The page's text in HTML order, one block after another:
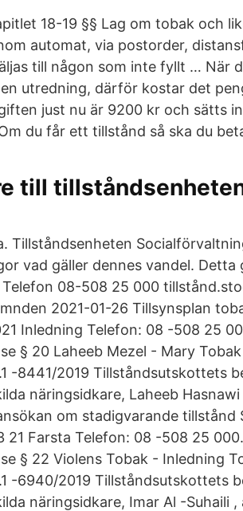
18-19 §§ Lag om tobak och
automat, via postorder,
till någon som inte fyllt … När
utredning, därför kostar det
just nu är 9200 kr och sätts
du får ett tillstånd så ska du
till
Tillståndsenheten
vad gäller dennes vandel. Detta
Telefon 08-508 25 000
2021-01-26 Tillsynsplan
Inledning Telefon: 08 -508 25
§ 20 Laheeb Mezel - Mary
-8441/2019 Tillståndsutskottets
näringsidkare, Laheeb
om stadigvarande tillstånd
21 Farsta Telefon: 08 -508 25
§ 22 Violens Tobak - Inledning
-6940/2019 Tillståndsutskottets
näringsidkare, Imar Al -Suhaili ,